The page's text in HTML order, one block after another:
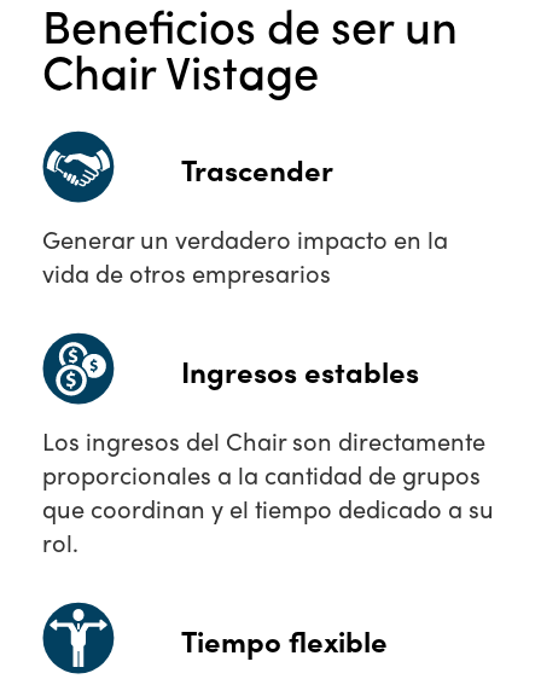
Beneficios de ser un
Chair Vistage
Trascender
Generar un verdadero impacto en la
vida de otros empresarios
Ingresos estables
Los ingresos del Chair son directamente
proporcionales a la cantidad de grupos
que coordinan y el tiempo dedicado a su
rol.
Tiempo flexible